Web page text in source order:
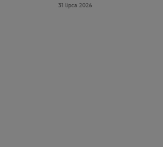
31 lipca 2026